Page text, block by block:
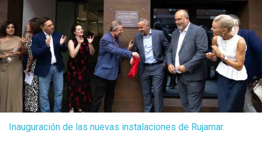
Inauguración de las nuevas instalaciones de Rujamar.